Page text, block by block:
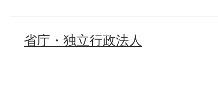
省庁・独立行政法人